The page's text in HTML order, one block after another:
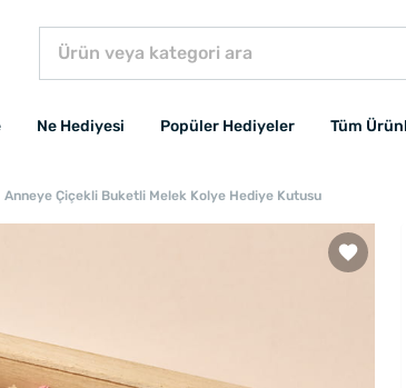
Ne Hediyesi Popüler Hediyeler Tüm
Anneye Çiçekli Buketli Melek Kolye Hediye Kutusu